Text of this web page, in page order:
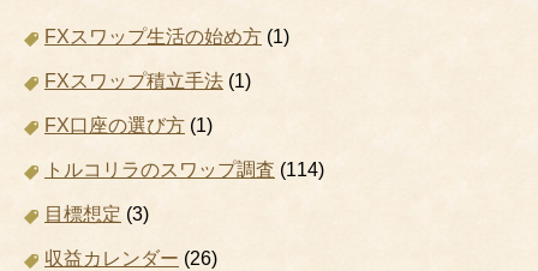
FXスワップ生活の始め方 (1)
FXスワップ積立手法 (1)
FX口座の選び方 (1)
トルコリラのスワップ調査 (114)
目標想定 (3)
収益カレンダー (26)